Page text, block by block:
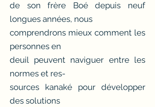
de son frère Boé depuis neuf
longues années, nous
comprendrons mieux comment les
personnes en
deuil peuvent naviguer entre les
normes et res-
sources kanaké pour développer
des solutions